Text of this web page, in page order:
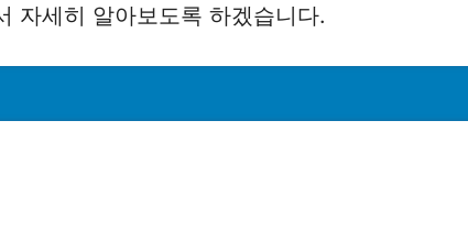
자세히 알아보도록 하겠습니다.